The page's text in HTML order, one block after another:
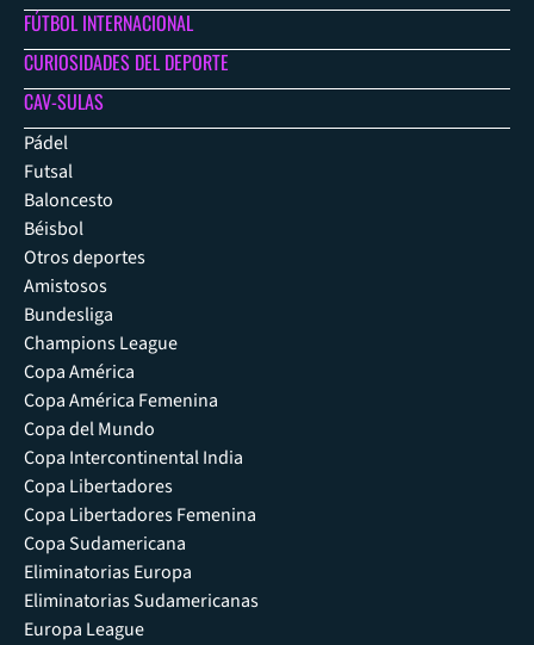
FÚTBOL INTERNACIONAL
CURIOSIDADES DEL DEPORTE
CAV-SULAS
Pádel
Futsal
Baloncesto
Béisbol
Otros deportes
Amistosos
Bundesliga
Champions League
Copa América
Copa América Femenina
Copa del Mundo
Copa Intercontinental India
Copa Libertadores
Copa Libertadores Femenina
Copa Sudamericana
Eliminatorias Europa
Eliminatorias Sudamericanas
Europa League